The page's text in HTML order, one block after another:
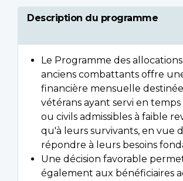
Description du programme
Le Programme des
anciens combattants offre
financière mensuelle
vétérans ayant servi en
ou civils admissibles à faible
qu'à leurs survivants, en vue
répondre à leurs besoins
Une décision favorable
également aux bénéficiaires